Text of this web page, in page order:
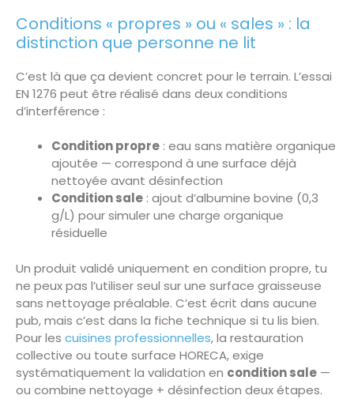
Conditions « propres » ou « sales » : la
distinction que personne ne lit
C’est là que ça devient concret pour le terrain. L’essai
EN 1276 peut être réalisé dans deux conditions
d’interférence :
Condition propre : eau sans matière organique
ajoutée — correspond à une surface déjà
nettoyée avant désinfection
Condition sale : ajout d’albumine bovine (0,3
g/L) pour simuler une charge organique
résiduelle
Un produit validé uniquement en condition propre, tu
ne peux pas l’utiliser seul sur une surface graisseuse
sans nettoyage préalable. C’est écrit dans aucune
pub, mais c’est dans la fiche technique si tu lis bien.
Pour les cuisines professionnelles, la restauration
collective ou toute surface HORECA, exige
systématiquement la validation en condition sale —
ou combine nettoyage + désinfection deux étapes.